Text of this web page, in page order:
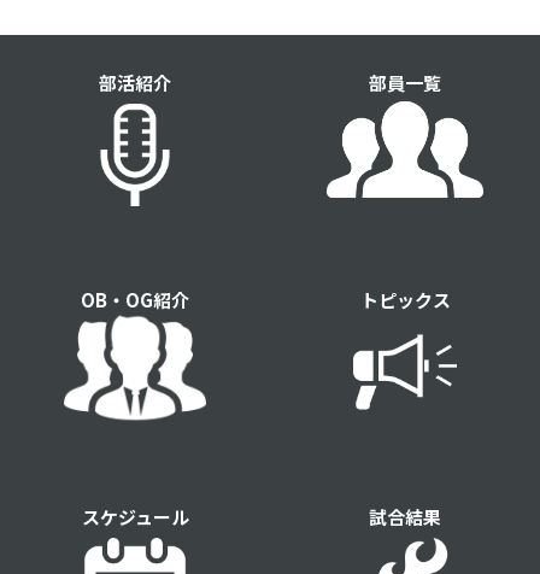
部活紹介 部員一覧
OB・OG紹介 トピックス
スケジュール 試合結果